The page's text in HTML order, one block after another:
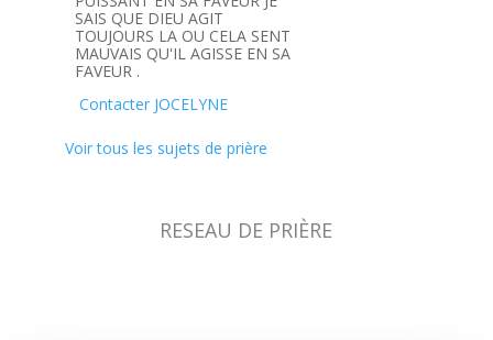
SAIS QUE DIEU AGIT
TOUJOURS LA OU CELA SENT
MAUVAIS QU'IL AGISSE EN SA
FAVEUR .
Contacter JOCELYNE
Voir tous les sujets de prière
RESEAU DE PRIÈRE